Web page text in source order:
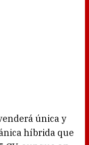
única y
híbrida que